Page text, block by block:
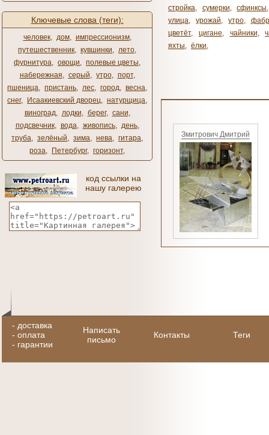
Ключевые слова (теги):
человек, дом, импрессионизм,
путешественник, кувшинки, лето,
фурнитура, овощи, полевые цветы,
набережная, серый, утро, порт,
пшеница, пристань, лес, город, весна,
снег, Исаакиевский дворец, натурщица,
виноград, лодки, берег, сани,
подсвечник, вода, живопись, день,
труба, зелёный, зима, нева, гитара,
роза, Петербург, горизонт,
код ссылки на
нашу галерею
стройка, сумерки, сфинксы
улица, урожай, утро,
цветёт, цигане, чайники,
яхты, ёлки,
Змитрович Дмитрий
- доставка
- оплата
- гарантии
Написать
письмо
Контакты Теги